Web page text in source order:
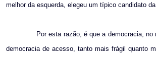
melhor da esquerda, elegeu um típico candidato
Por esta razão, é que a democracia, no
democracia de acesso, tanto mais frágil quanto